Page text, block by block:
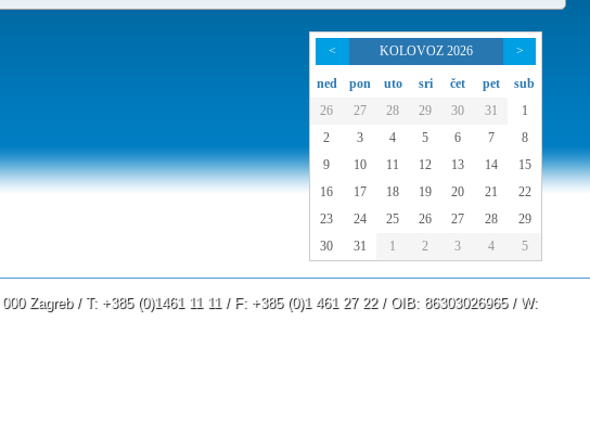
< KOLOVOZ 2026 >
ned pon uto sri čet pet
sub
26
27 28 29 30 31
1
2
3 4 5 6 7
8
9
10 11 12 13 14
15
16
17 18 19 20 21
22
23
24 25 26 27 28
29
30
31 1 2 3 4 5
Zagreb / T: +385 (0)1461 11 11 / F: +385 (0)1 461 27 22 / OIB: 86303026965 / W: